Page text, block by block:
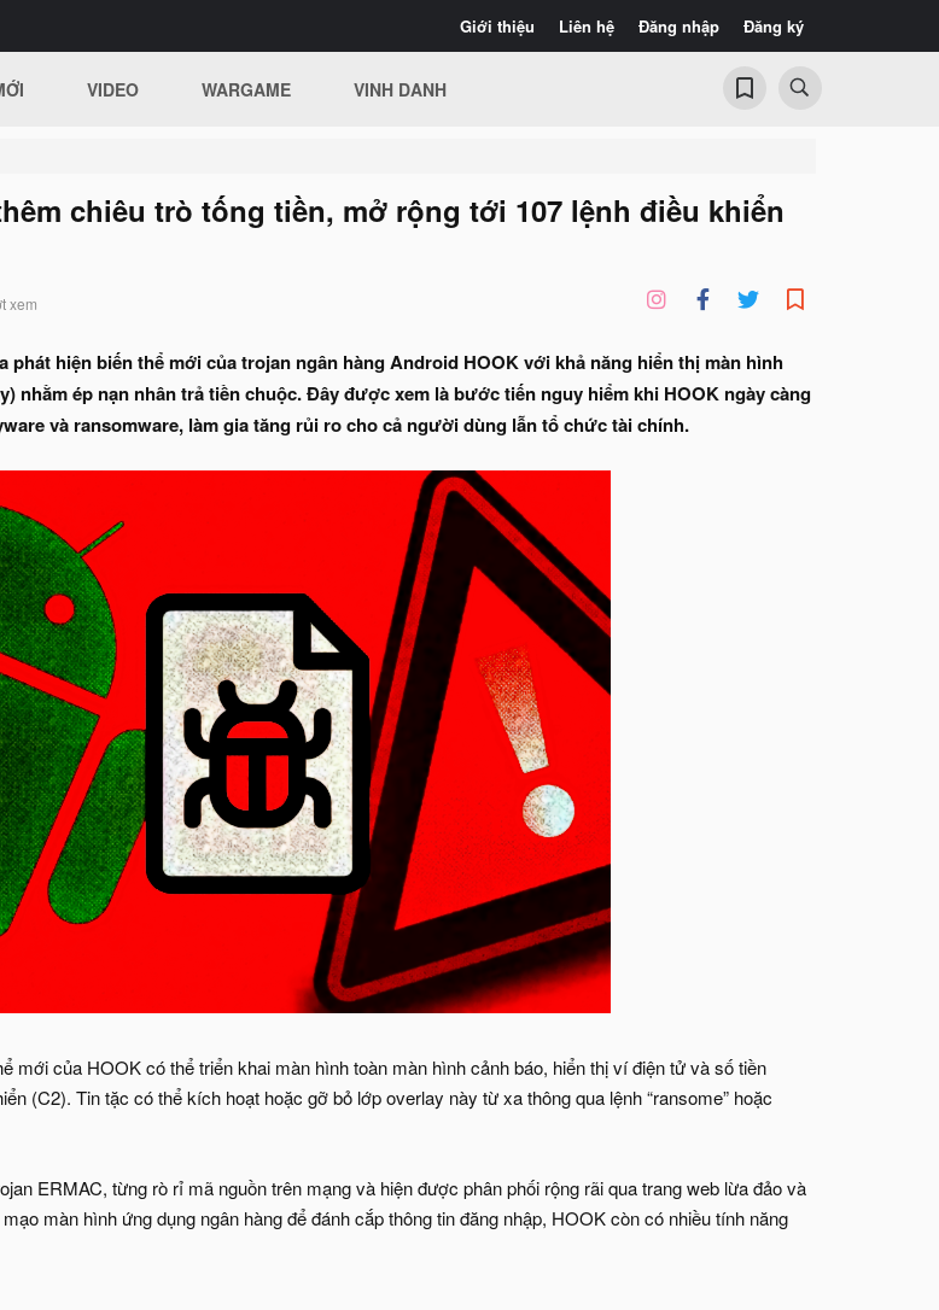
Giới thiệu Liên hệ Đăng nhập Đăng ký
VIDEO WARGAME VINH DANH
chiêu trò tống tiền, mở rộng tới 107 lệnh điều khiển
xem
phát hiện biến thể mới của trojan ngân hàng Android HOOK với khả năng hiển thị màn hình
nhằm ép nạn nhân trả tiền chuộc. Đây được xem là bước tiến nguy hiểm khi HOOK ngày càng
và ransomware, làm gia tăng rủi ro cho cả người dùng lẫn tổ chức tài chính.
mới của HOOK có thể triển khai màn hình toàn màn hình cảnh báo, hiển thị ví điện tử và số tiền
(C2). Tin tặc có thể kích hoạt hoặc gỡ bỏ lớp overlay này từ xa thông qua lệnh “ransome” hoặc
ERMAC, từng rò rỉ mã nguồn trên mạng và hiện được phân phối rộng rãi qua trang web lừa đảo và
màn hình ứng dụng ngân hàng để đánh cắp thông tin đăng nhập, HOOK còn có nhiều tính năng